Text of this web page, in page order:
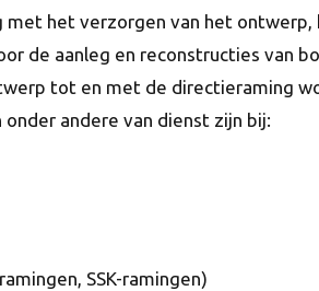
met het verzorgen van het ontwerp,
de aanleg en reconstructies van
tot en met de directieraming
andere van dienst zijn bij:
SSK-ramingen)